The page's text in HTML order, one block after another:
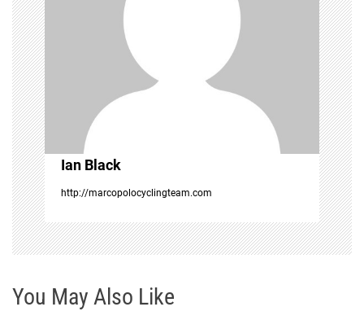
g
a
t
i
o
n
Ian Black
http://marcopolocyclingteam.com
You May Also Like